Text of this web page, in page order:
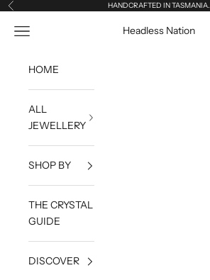
Skip to content
Previous HANDCRAFTED IN TASMANIA.
Headless Nation
Open navigation menu
HOME
ALL
JEWELLERY
SHOP BY
THE CRYSTAL
GUIDE
DISCOVER